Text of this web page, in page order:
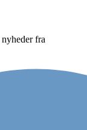
fra